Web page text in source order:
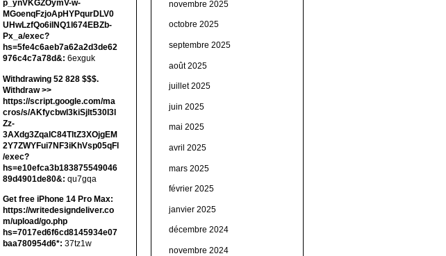
p_ynVKGZOymV-w-
MGoenqFzjoApHYPqurDLV0
UHwLzfQo6ilNQ1l674EBZb-
Px_a/exec?
hs=5fe4c6aeb7a62a2d3de62
976c4c7a78d&: 6exguk
Withdrawing 52 828 $$$.
Withdrаw >>
https://script.google.com/ma
cros/s/AKfycbwl3kiSjlt530I3l
Zz-
3AXdg3ZqalC84TltZ3XOjgEM
2Y7ZWYFui7NF3iKhVsp05qFl
/exec?
hs=e10efca3b183875549046
89d4901de80&: qu7gqa
Get free iPhone 14 Pro Max:
https://writedesigndeliver.co
m/upload/go.php
hs=7017ed6f6cd8145934e07
baa780954d6*: 37tz1w
novembre 2025
octobre 2025
septembre 2025
août 2025
juillet 2025
juin 2025
mai 2025
avril 2025
mars 2025
février 2025
janvier 2025
décembre 2024
novembre 2024